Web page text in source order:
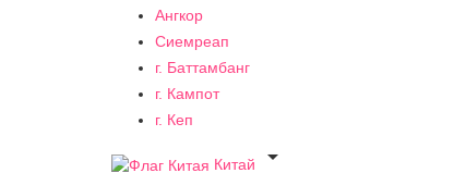
Ангкор
Сиемреап
г. Баттамбанг
г. Кампот
г. Кеп
Китай
